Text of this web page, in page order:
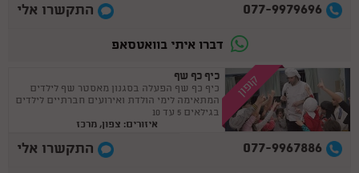
077-9979696 התקשרו אלי
דברו איתי בוואטסאפ
קופון כיף כף שף
כיף כף שף הפעלה בסגנון מאסטר שף לילדים
המתאימה לימי הולדת ואירועים חברתיים לילדים
בגילאים 5 עד 10
איזורים: צפון, מרכז
077-9967886 התקשרו אלי